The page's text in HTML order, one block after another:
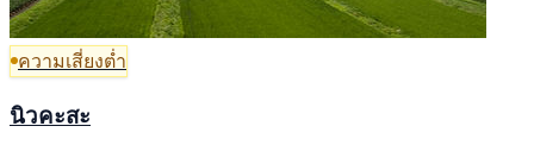
ความเสี่ยงต่ำ
นิวคะสะ